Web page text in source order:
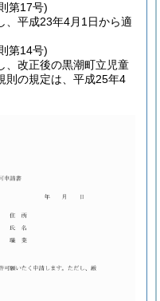
第17号)
、平成23年4月1日から適
第14号)
、改正後の黒潮町立児童
則の規定は、平成25年4